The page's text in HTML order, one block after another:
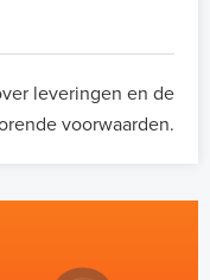
leveringen en de
voorwaarden.